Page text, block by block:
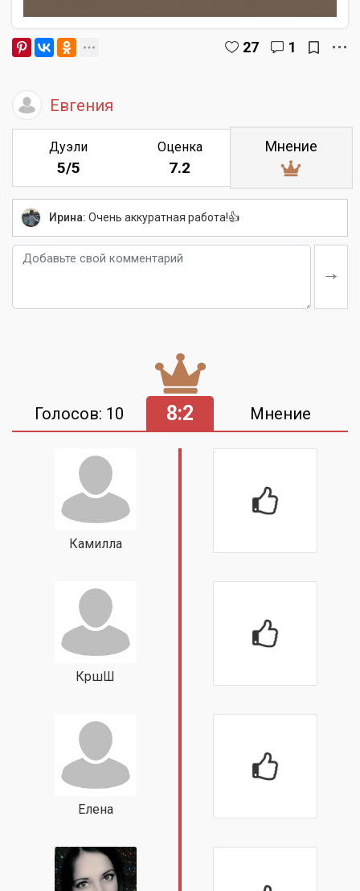
27 1
Евгения
Дуэли
5/5
Оценка
7.2
Мнение
Ирина: Очень аккуратная работа!👍
Голосов: 10 8:2 Мнение
Камилла
КршШ
Елена